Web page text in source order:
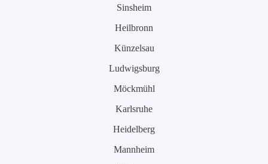
Sinsheim
Heilbronn
Künzelsau
Ludwigsburg
Möckmühl
Karlsruhe
Heidelberg
Mannheim